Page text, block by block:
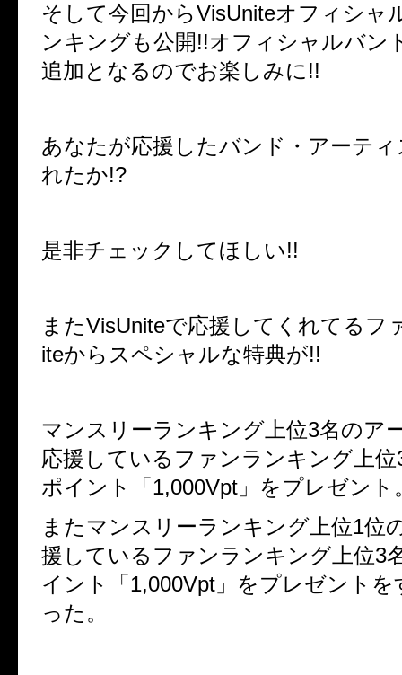
そして今回からVisUniteオフィシャ
ンキングも公開!!オフィシャルバン
追加となるのでお楽しみに!!
あなたが応援したバンド・アーテ
れたか!?
是非チェックしてほしい!!
またVisUniteで応援してくれてるフ
iteからスペシャルな特典が!!
マンスリーランキング上位3名のア
応援しているファンランキング上位
ポイント「1,000Vpt」をプレゼント
またマンスリーランキング上位1位
援しているファンランキング上位3
イント「1,000Vpt」をプレゼント
った。